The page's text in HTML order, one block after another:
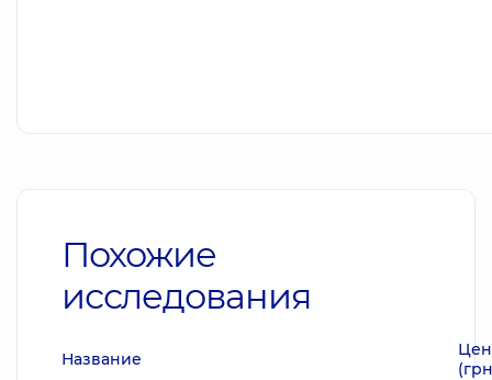
Похожие
исследования
Название